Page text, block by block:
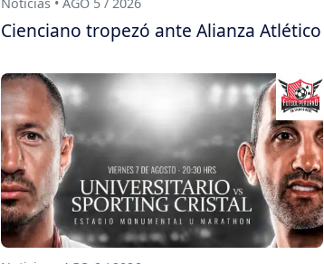
Cienciano tropezó ante Alianza Atlético